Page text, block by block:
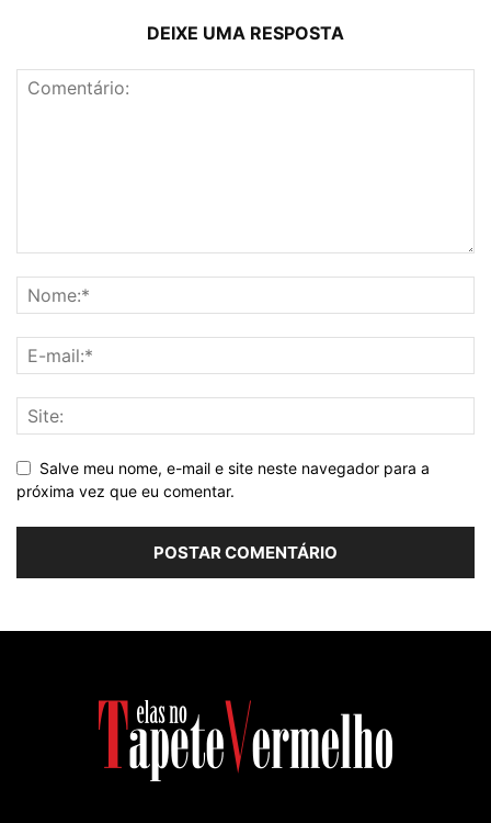
DEIXE UMA RESPOSTA
Salve meu nome, e-mail e site neste navegador para a
próxima vez que eu comentar.